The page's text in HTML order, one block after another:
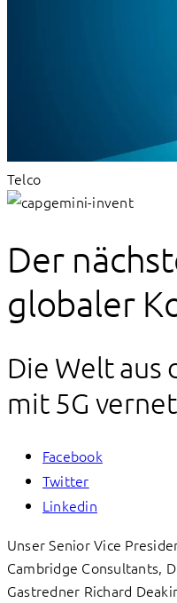
Telco
Der
globaler
Die Welt aus
mit 5G
Facebook
Twitter
Linkedin
Unser Senior Vice
Cambridge Consultants,
Gastredner Richard